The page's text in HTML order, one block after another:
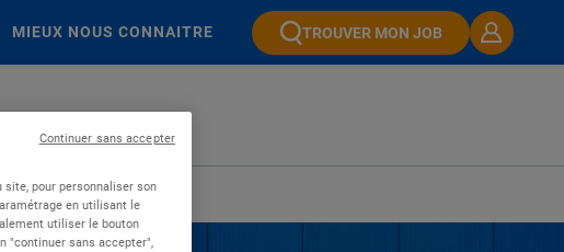
MIEUX NOUS CONNAITRE TROUVER MON JOB
site, pour personnaliser son
en utilisant le
utiliser le bouton
"continuer sans accepter",
Continuer sans accepter